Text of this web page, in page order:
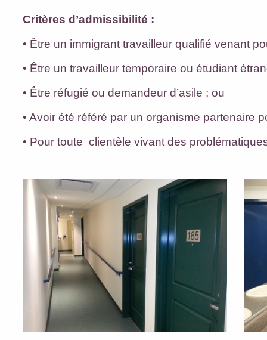
Critères d’admissibilité :
• Être un immigrant travailleur qualifié venant
• Être un travailleur temporaire ou étudiant
• Être réfugié ou demandeur d’asile ; ou
• Avoir été référé par un organisme partenaire
• Pour toute clientèle vivant des